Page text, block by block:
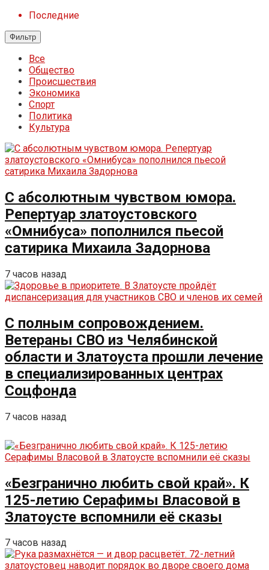
Последние
Фильтр
Все
Общество
Происшествия
Экономика
Спорт
Политика
Культура
С абсолютным чувством юмора.
Репертуар златоустовского
«Омнибуса» пополнился пьесой
сатирика Михаила Задорнова
7 часов назад
С полным сопровождением.
Ветераны СВО из Челябинской
области и Златоуста прошли лечение
в специализированных центрах
Соцфонда
7 часов назад
«Безгранично любить свой край». К
125-летию Серафимы Власовой в
Златоусте вспомнили её сказы
7 часов назад